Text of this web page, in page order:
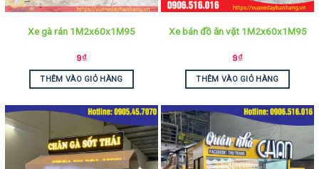
Xe gà rán 1M2x60x1M95
9₫
THÊM VÀO GIỎ HÀNG
Xe bán đồ ăn vặt 1M2x60x1M95
9₫
THÊM VÀO GIỎ HÀNG